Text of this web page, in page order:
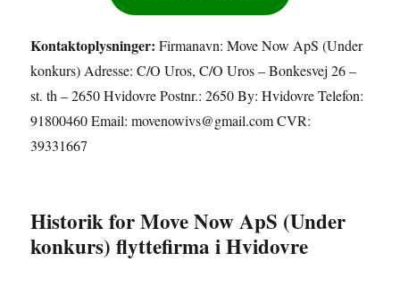
Kontaktoplysninger: Firmanavn: Move Now ApS (Under
konkurs) Adresse: C/O Uros, C/O Uros – Bonkesvej 26 –
st. th – 2650 Hvidovre Postnr.: 2650 By: Hvidovre Telefon:
91800460 Email: movenowivs@gmail.com CVR:
39331667
Historik for Move Now ApS (Under
konkurs) flyttefirma i Hvidovre